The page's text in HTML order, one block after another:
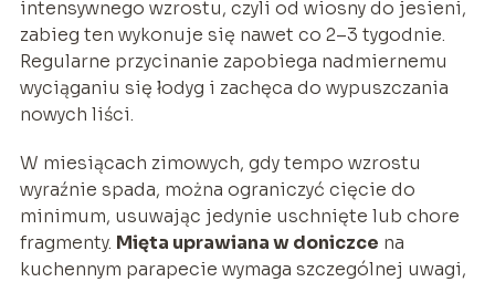
intensywnego wzrostu, czyli od wiosny do jesieni,
zabieg ten wykonuje się nawet co 2–3 tygodnie.
Regularne przycinanie zapobiega nadmiernemu
wyciąganiu się łodyg i zachęca do wypuszczania
nowych liści.
W miesiącach zimowych, gdy tempo wzrostu
wyraźnie spada, można ograniczyć cięcie do
minimum, usuwając jedynie uschnięte lub chore
fragmenty. Mięta uprawiana w doniczce na
kuchennym parapecie wymaga szczególnej uwagi,